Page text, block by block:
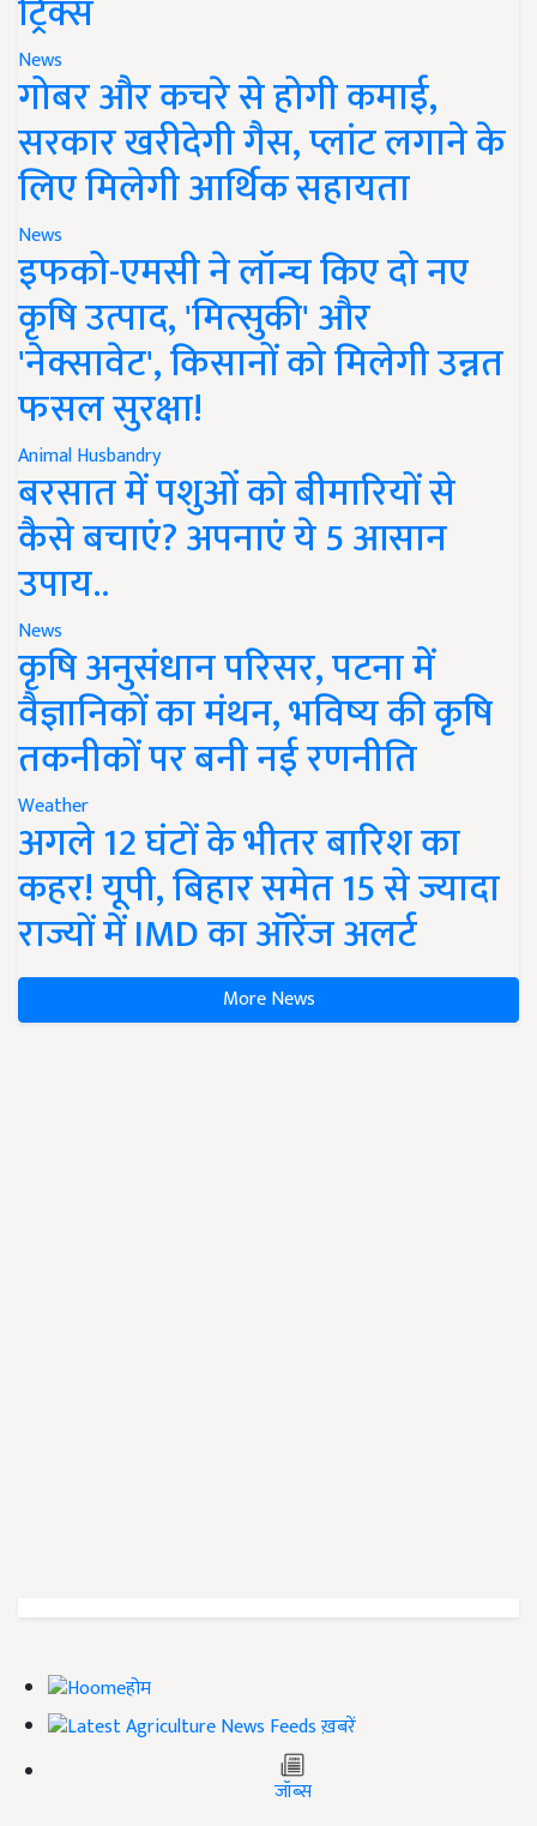
ट्रिक्स
News
गोबर और कचरे से होगी कमाई,
सरकार खरीदेगी गैस, प्लांट लगाने के
लिए मिलेगी आर्थिक सहायता
News
इफको-एमसी ने लॉन्च किए दो नए
कृषि उत्पाद, 'मित्सुकी' और
'नेक्सावेट', किसानों को मिलेगी उन्नत
फसल सुरक्षा!
Animal Husbandry
बरसात में पशुओं को बीमारियों से
कैसे बचाएं? अपनाएं ये 5 आसान
उपाय..
News
कृषि अनुसंधान परिसर, पटना में
वैज्ञानिकों का मंथन, भविष्य की कृषि
तकनीकों पर बनी नई रणनीति
Weather
अगले 12 घंटों के भीतर बारिश का
कहर! यूपी, बिहार समेत 15 से ज्यादा
राज्यों में IMD का ऑरेंज अलर्ट
More News
होम
ख़बरें
जॉब्स